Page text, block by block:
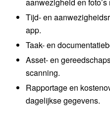
aanwezigheid en foto’s
Tijd- en
app.
Taak- en
Asset- en
scanning.
Rapportage en
dagelijkse gegevens.